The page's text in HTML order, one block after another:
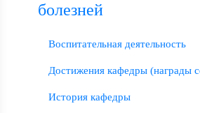
болезней
Воспитательная деятельность
Достижения кафедры (награды
История кафедры